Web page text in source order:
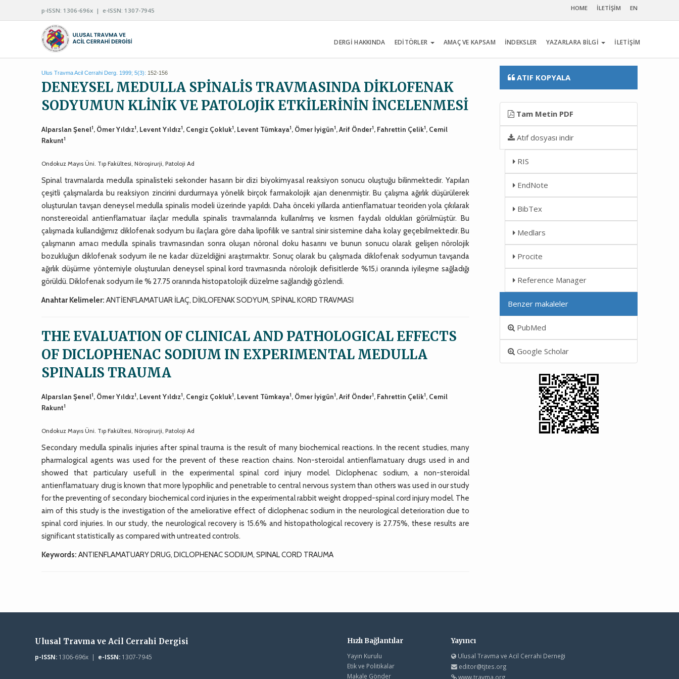
p-ISSN: 1306-696x | e-ISSN: 1307-7945 HOME İLETİŞİM EN
DERGİ HAKKINDA EDİTÖRLER AMAÇ VE KAPSAM İNDEKSLER YAZARLARA BİLGİ İLETİŞİM
Ulus Travma Acil Cerrahi Derg. 1999; 5(3): 152-156
DENEYSEL MEDULLA SPİNALİS TRAVMASINDA DİKLOFENAK
SODYUMUN KLİNİK VE PATOLOJİK ETKİLERİNİN İNCELENMESİ
Alparslan Şenel1, Ömer Yıldız1, Levent Yıldız1, Cengiz Çokluk1, Levent Tümkaya1, Ömer İyigün1, Arif Önder1, Fahrettin Çelik1, Cemil
Rakunt1
Ondokuz Mayıs Üni. Tıp Fakültesi, Nöroşirurji, Patoloji Ad
Spinal travmalarda medulla spinalisteki sekonder hasarın bir dizi biyokimyasal reaksiyon sonucu oluştuğu bilinmektedir. Yapılan
çeşitli çalışmalarda bu reaksiyon zincirini durdurmaya yönelik birçok farmakolojik ajan denenmiştir. Bu çalışma ağırlık düşürülerek
oluşturulan tavşan deneysel medulla spinalis modeli üzerinde yapıldı. Daha önceki yıllarda antienflamatuar teoriden yola çıkılarak
nonstereoidal antienflamatuar ilaçlar medulla spinalis travmalarında kullanılmış ve kısmen faydalı oldukları görülmüştür. Bu
çalışmada kullandığımız diklofenak sodyum bu ilaçlara göre daha lipofilik ve santral sinir sistemine daha kolay geçebilmektedir. Bu
çalışmanın amacı medulla spinalis travmasından sonra oluşan nöronal doku hasarını ve bunun sonucu olarak gelişen nörolojik
bozukluğun diklofenak sodyum ile ne kadar düzeldiğini araştırmaktır. Sonuç olarak bu çalışmada diklofenak sodyumun tavşanda
ağırlık düşürme yöntemiyle oluşturulan deneysel spinal kord travmasında nörolojik defisitlerde %15,i oranında iyileşme sağladığı
görüldü. Diklofenak sodyum ile % 27.75 oranında histopatolojik düzelme sağlandığı gözlendi.
Anahtar Kelimeler: ANTİENFLAMATUAR İLAÇ, DİKLOFENAK SODYUM, SPİNAL KORD TRAVMASI
THE EVALUATION OF CLINICAL AND PATHOLOGICAL EFFECTS
OF DICLOPHENAC SODIUM IN EXPERIMENTAL MEDULLA
SPINALIS TRAUMA
Alparslan Şenel1, Ömer Yıldız1, Levent Yıldız1, Cengiz Çokluk1, Levent Tümkaya1, Ömer İyigün1, Arif Önder1, Fahrettin Çelik1, Cemil
Rakunt1
Ondokuz Mayıs Üni. Tıp Fakültesi, Nöroşirurji, Patoloji Ad
Secondary medulla spinalis injuries after spinal trauma is the result of many biochemical reactions. In the recent studies, many
pharmalogical agents was used for the prevent of these reaction chains. Non-steroidal antienflamatuary drugs used in and
showed that particulary usefull in the experimental spinal cord injury model. Diclophenac sodium, a non-steroidal
antienflamatuary drug is known that more lypophilic and penetrable to central nervous system than others was used in our study
for the preventing of secondary biochemical cord injuries in the experimental rabbit weight dropped-spinal cord injury model. The
aim of this study is the investigation of the ameliorative effect of diclophenac sodium in the neurological deterioration due to
spinal cord injuries. In our study, the neurological recovery is 15.6% and histopathological recovery is 27.75%, these results are
significant statistically as compared with untreated controls.
Keywords: ANTIENFLAMATUARY DRUG, DICLOPHENAC SODIUM, SPINAL CORD TRAUMA
ATIF KOPYALA
Tam Metin PDF
Atıf dosyası indir
RIS
EndNote
BibTex
Medlars
Procite
Reference Manager
Benzer makaleler
PubMed
Google Scholar
Ulusal Travma ve Acil Cerrahi Dergisi
p-ISSN:1306-696x | e-ISSN:1307-7945
Hızlı Bağlantılar
Yayın Kurulu
Etik ve Politikalar
Makale Gönder
Yayıncı
Ulusal Travma ve Acil Cerrahi Derneği
editor@tjtes.org
www.travma.org